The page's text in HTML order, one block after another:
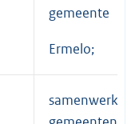
gemeente
Ermelo;